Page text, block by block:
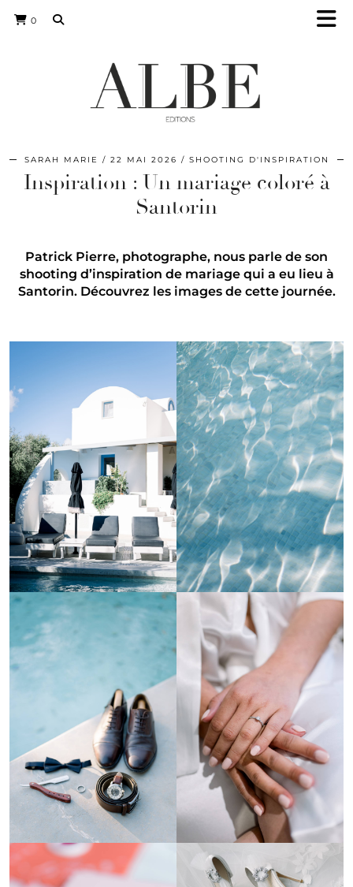
0
SARAH MARIE 22 MAI 2026 SHOOTING D'INSPIRATION
Inspiration : Un mariage coloré à
Santorin
Patrick Pierre, photographe, nous parle de son
shooting d’inspiration de mariage qui a eu lieu à
Santorin. Découvrez les images de cette journée.